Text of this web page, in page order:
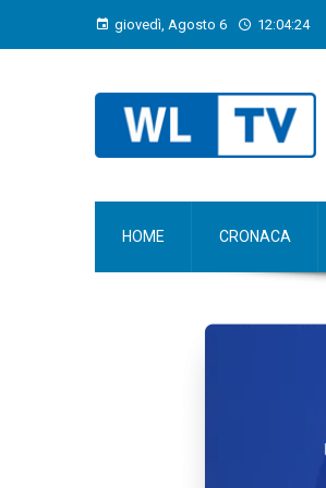
giovedì, Agosto 6 12:04:25
HOME CRONACA